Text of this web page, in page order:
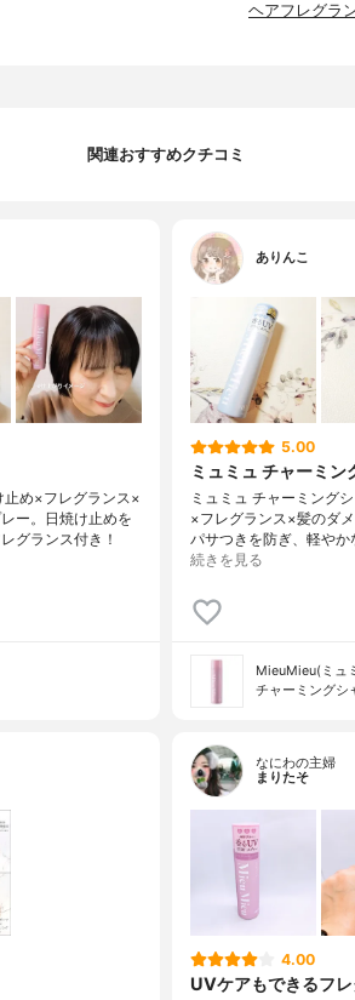
ヘアフレグラ
関連おすすめクチコミ
止め×フレグランス×
ー。日焼け止めを
グランス付き！
ありんこ
5.00
ミュミュ チャーミン
ミュミュ チャーミング
×フレグランス×髪のダ
パサつきを防ぎ、軽や
続きを見る
MieuMieu(ミュ
チャーミングシ
なにわの主婦
まりたそ
4.00
UVケアもできるフ